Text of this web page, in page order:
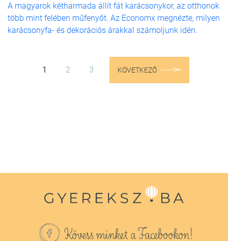
A magyarok kétharmada állít fát karácsonykor, az otthonok
több mint felében műfenyőt. Az Economx megnézte, milyen
karácsonyfa- és dekorációs árakkal számoljunk idén.
1 2 3 KÖVETKEZŐ
Kövess minket a Facebookon!